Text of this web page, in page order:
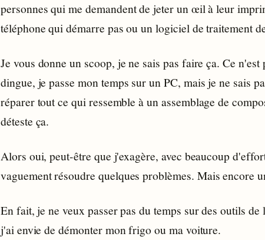
personnes qui me demandent de jeter un œil à leur
téléphone qui démarre pas ou un logiciel de traitement
Je vous donne un scoop, je ne sais pas faire ça. Ce n'est
dingue, je passe mon temps sur un PC, mais je ne sais
réparer tout ce qui ressemble à un assemblage de
déteste ça.
Alors oui, peut-être que j'exagère, avec beaucoup
vaguement résoudre quelques problèmes. Mais encore
En fait, je ne veux passer pas du temps sur des outils
j'ai envie de démonter mon frigo ou ma voiture.